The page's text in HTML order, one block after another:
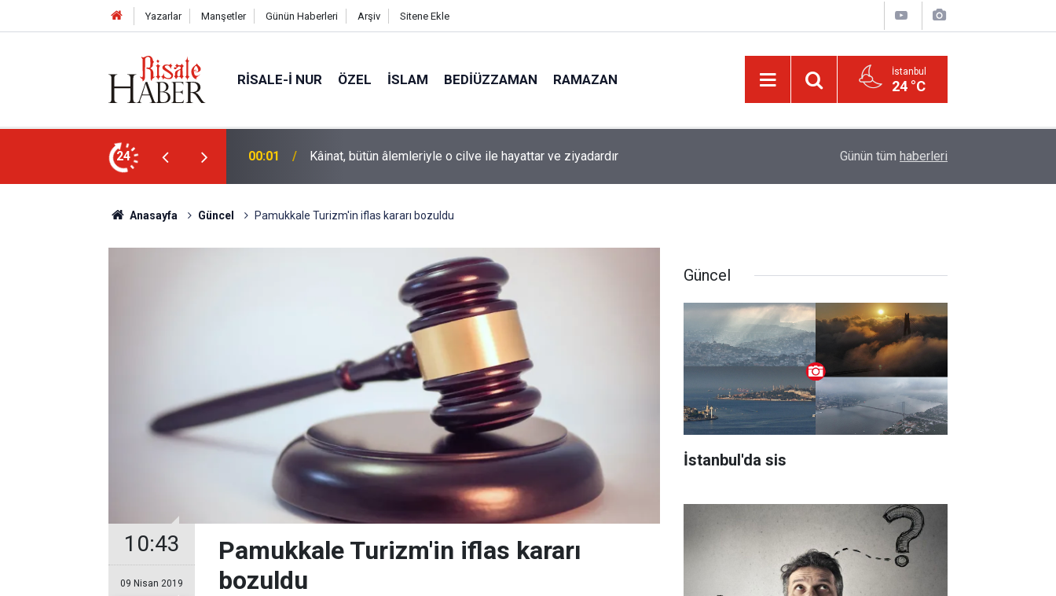
Yazarlar Manşetler Günün Haberleri Arşiv Sitene Ekle
RISALE-I NUR ÖZEL İSLAM BEDIÜZZAMAN RAMAZAN İstanbul
24 °C
24
hayattar ve ziyadardır 22:40 İstanbul'da sis Biyoloji profesörünün parmağının ucunda niçin
Günün tüm haberleri
Anasayfa Güncel Pamukkale Turizm'in iflas kararı bozuldu
10:43
09 Nisan 2019
Pamukkale Turizm'in iflas kararı
bozuldu
Güncel
İstanbul'da sis